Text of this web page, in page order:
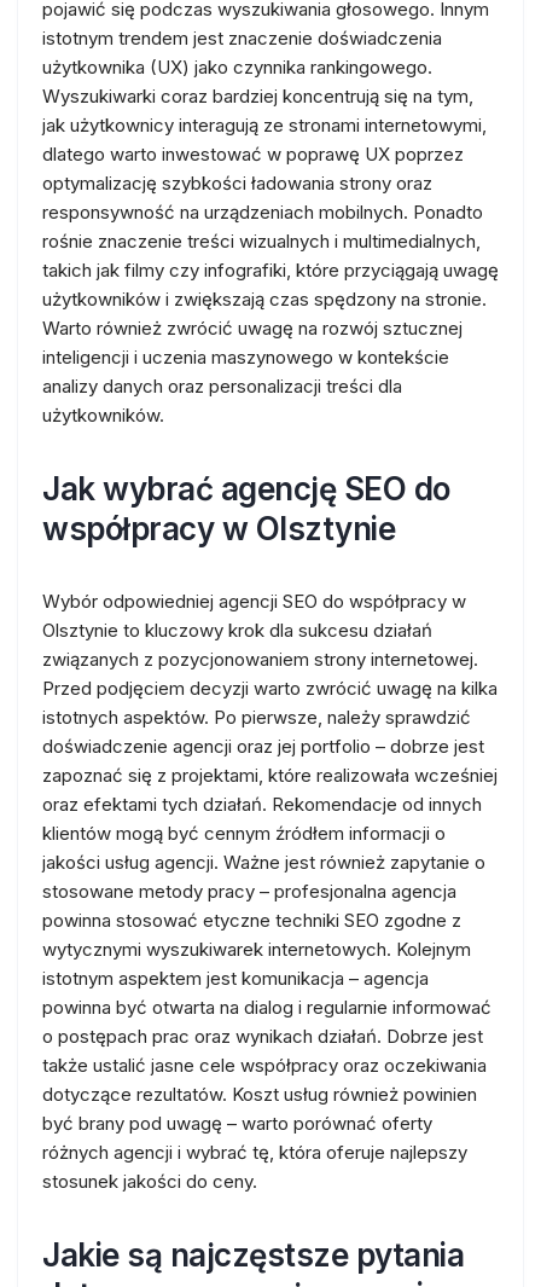
pojawić się podczas wyszukiwania głosowego. Innym
istotnym trendem jest znaczenie doświadczenia
użytkownika (UX) jako czynnika rankingowego.
Wyszukiwarki coraz bardziej koncentrują się na tym,
jak użytkownicy interagują ze stronami internetowymi,
dlatego warto inwestować w poprawę UX poprzez
optymalizację szybkości ładowania strony oraz
responsywność na urządzeniach mobilnych. Ponadto
rośnie znaczenie treści wizualnych i multimedialnych,
takich jak filmy czy infografiki, które przyciągają uwagę
użytkowników i zwiększają czas spędzony na stronie.
Warto również zwrócić uwagę na rozwój sztucznej
inteligencji i uczenia maszynowego w kontekście
analizy danych oraz personalizacji treści dla
użytkowników.
Jak wybrać agencję SEO do
współpracy w Olsztynie
Wybór odpowiedniej agencji SEO do współpracy w
Olsztynie to kluczowy krok dla sukcesu działań
związanych z pozycjonowaniem strony internetowej.
Przed podjęciem decyzji warto zwrócić uwagę na kilka
istotnych aspektów. Po pierwsze, należy sprawdzić
doświadczenie agencji oraz jej portfolio – dobrze jest
zapoznać się z projektami, które realizowała wcześniej
oraz efektami tych działań. Rekomendacje od innych
klientów mogą być cennym źródłem informacji o
jakości usług agencji. Ważne jest również zapytanie o
stosowane metody pracy – profesjonalna agencja
powinna stosować etyczne techniki SEO zgodne z
wytycznymi wyszukiwarek internetowych. Kolejnym
istotnym aspektem jest komunikacja – agencja
powinna być otwarta na dialog i regularnie informować
o postępach prac oraz wynikach działań. Dobrze jest
także ustalić jasne cele współpracy oraz oczekiwania
dotyczące rezultatów. Koszt usług również powinien
być brany pod uwagę – warto porównać oferty
różnych agencji i wybrać tę, która oferuje najlepszy
stosunek jakości do ceny.
Jakie są najczęstsze pytania